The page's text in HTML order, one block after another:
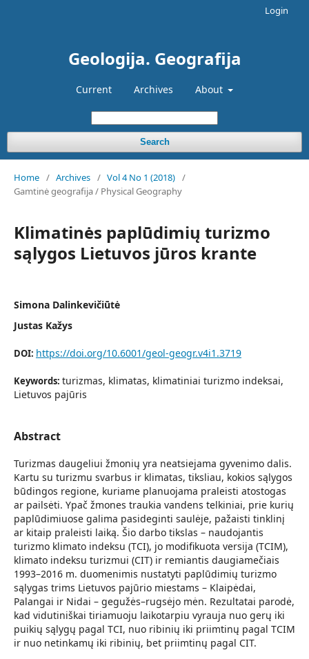
Geologija. Geografija
Current Archives About
Search
Login
Home / Archives / Vol 4 No 1 (2018) /
Gamtinė geografija / Physical Geography
Klimatinės paplūdimių turizmo
sąlygos Lietuvos jūros krante
Simona Dalinkevičiūtė
Justas Kažys
DOI: https://doi.org/10.6001/geol-geogr.v4i1.3719
Keywords: turizmas, klimatas, klimatiniai turizmo indeksai,
Lietuvos pajūris
Abstract
Turizmas daugeliui žmonių yra neatsiejama gyvenimo dalis.
Kartu su turizmu svarbus ir klimatas, tiksliau, kokios sąlygos
būdingos regione, kuriame planuojama praleisti atostogas
ar pailsėti. Ypač žmones traukia vandens telkiniai, prie kurių
paplūdimiuose galima pasideginti saulėje, pažaisti tinklinį
ar kitaip praleisti laiką. Šio darbo tikslas – naudojantis
turizmo klimato indeksu (TCI), jo modifikuota versija (TCIM),
klimato indeksu turizmui (CIT) ir remiantis daugiamečiais
1993–2016 m. duomenimis nustatyti paplūdimių turizmo
sąlygas trims Lietuvos pajūrio miestams – Klaipėdai,
Palangai ir Nidai – gegužės–rugsėjo mėn. Rezultatai parodė,
kad vidutiniškai tiriamuoju laikotarpiu vyrauja nuo gerų iki
puikių sąlygų pagal TCI, nuo ribinių iki priimtinų pagal TCIM
ir nuo netinkamų iki ribinių, bet priimtinų pagal CIT.